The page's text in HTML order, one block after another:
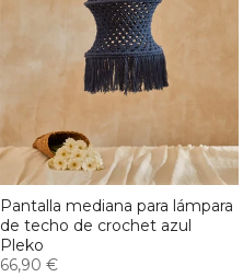
Pantalla mediana para lámpara
de techo de crochet azul
Pleko
66,90 €